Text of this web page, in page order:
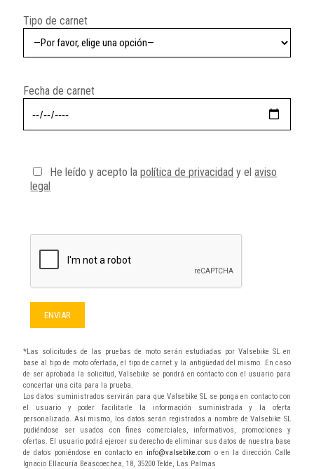
Tipo de carnet
Fecha de carnet
He leído y acepto lapolítica de privacidad y elaviso
legal
*Las solicitudes de las pruebas de moto serán estudiadas por Valsebike SL en
base al tipo de moto ofertada, el tipo de carnet y la antigüedad del mismo. En caso
de ser aprobada la solicitud, Valsebike se pondrá en contacto con el usuario para
concertar una cita para la prueba.
Los datos suministrados servirán para que Valsebike SL se ponga en contacto con
el usuario y poder facilitarle la información suministrada y la oferta
personalizada. Así mismo, los datos serán registrados a nombre de Valsebike SL
pudiéndose ser usados con fines comerciales, informativos, promociones y
ofertas. El usuario podrá ejercer su derecho de eliminar sus datos de nuestra base
de datos poniéndose en contacto en info@valsebike.com o en la dirección Calle
Ignacio Ellacuría Beascoechea, 18, 35200 Telde, Las Palmas